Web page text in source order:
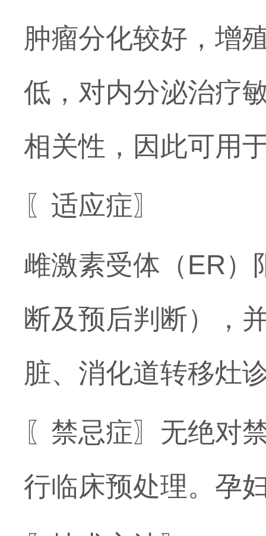
肿瘤分化较好，增
低，对内分泌治疗
相关性，因此可用
〖适应症〗
雌激素受体（ER）
断及预后判断），
脏、消化道转移灶
〖禁忌症〗无绝对
行临床预处理。孕